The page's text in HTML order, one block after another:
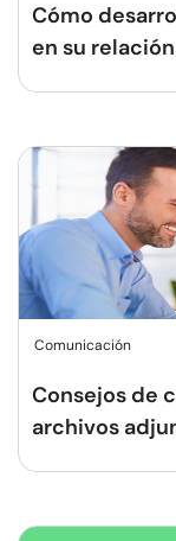
Cómo
en su relación
Comunicación
Consejos de
archivos